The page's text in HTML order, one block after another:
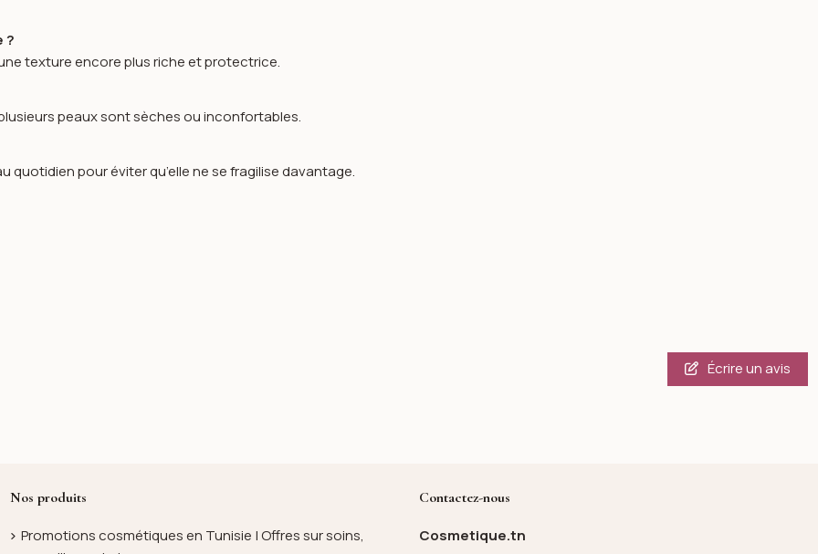
?
texture encore plus riche et protectrice.
peaux sont sèches ou inconfortables.
quotidien pour éviter qu’elle ne se fragilise davantage.
Écrire un avis
Nos produits
Promotions cosmétiques en Tunisie | Offres sur soins,
Contactez-nous
Cosmetique.tn